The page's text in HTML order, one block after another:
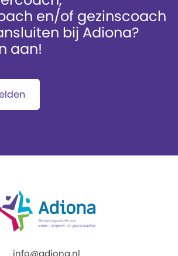
en/of gezinscoach
bij Adiona?
aan!
info@adiona.nl